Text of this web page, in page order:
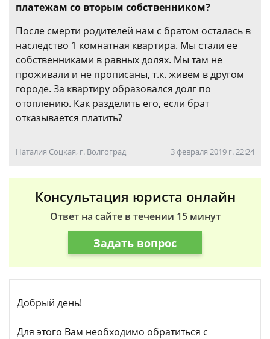
платежам со вторым собственником?
После смерти родителей нам с братом осталась в
наследство 1 комнатная квартира. Мы стали ее
собственниками в равных долях. Мы там не
проживали и не прописаны, т.к. живем в другом
городе. За квартиру образовался долг по
отоплению. Как разделить его, если брат
отказывается платить?
Наталия Соцкая, г. Волгоград 3 февраля 2019 г. 22:24
Консультация юриста онлайн
Ответ на сайте в течении 15 минут
Задать вопрос
Добрый день!
Для этого Вам необходимо обратиться с